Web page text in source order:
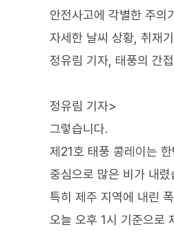
안전사고에 각별한 주의
자세한 날씨 상황, 취재
정유림 기자, 태풍의 간
정유림 기자>
그렇습니다.
제21호 태풍 콩레이는
중심으로 많은 비가 내렸
특히 제주 지역에 내린
오늘 오후 1시 기준으로